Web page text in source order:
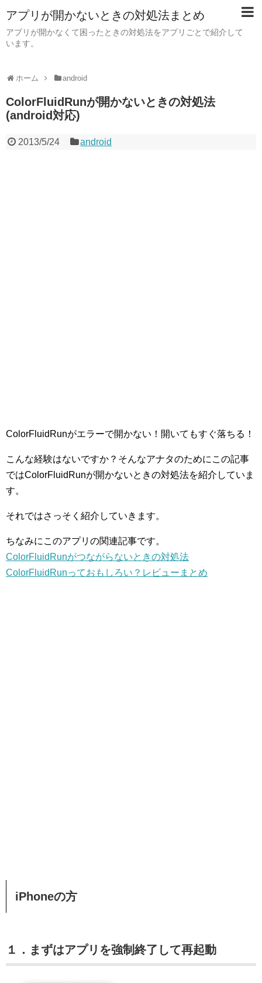
アプリが開かないときの対処法まとめ
アプリが開かなくて困ったときの対処法をアプリごとで紹介して
います。
ホーム android
ColorFluidRunが開かないときの対処法
(android対応)
2013/5/24 android
ColorFluidRunがエラーで開かない！開いてもすぐ落ちる！
こんな経験はないですか？そんなアナタのためにこの記事
ではColorFluidRunが開かないときの対処法を紹介していま
す。
それではさっそく紹介していきます。
ちなみにこのアプリの関連記事です。
ColorFluidRunがつながらないときの対処法
ColorFluidRunっておもしろい？レビューまとめ
iPhoneの方
１．まずはアプリを強制終了して再起動